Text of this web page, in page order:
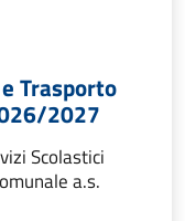
Trasporto
2027
Scolastici
a.s.